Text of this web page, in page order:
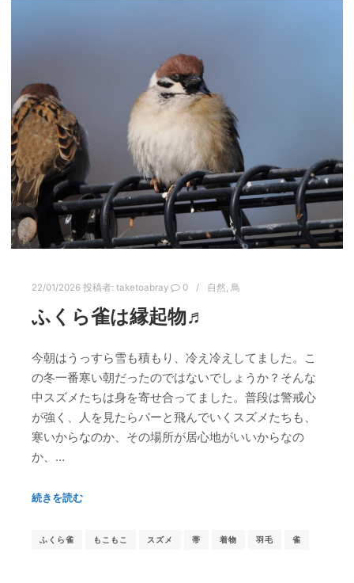
22/01/2026 投稿者: taketoabray 0 自然, 鳥
ふくら雀は縁起物♬
今朝はうっすら雪も積もり、冷え冷えしてました。こ
の冬一番寒い朝だったのではないでしょうか？そんな
中スズメたちは身を寄せ合ってました。普段は警戒心
が強く、人を見たらパーと飛んでいくスズメたちも、
寒いからなのか、その場所が居心地がいいからなの
か、…
続きを読む
ふくら雀 もこもこ スズメ 帯 着物 羽毛 雀